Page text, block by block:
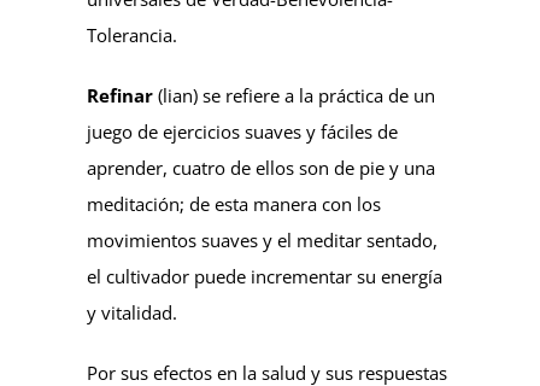
Tolerancia.
Refinar (lian) se refiere a la práctica de un
juego de ejercicios suaves y fáciles de
aprender, cuatro de ellos son de pie y una
meditación; de esta manera con los
movimientos suaves y el meditar sentado,
el cultivador puede incrementar su energía
y vitalidad.
Por sus efectos en la salud y sus respuestas